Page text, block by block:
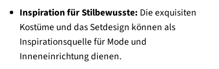
Inspiration für Stilbewusste: Die exquisiten
Kostüme und das Setdesign können als
Inspirationsquelle für Mode und
Inneneinrichtung dienen.